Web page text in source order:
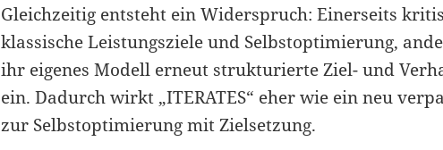
Gleichzeitig entsteht ein Widerspruch: Einerseits
klassische Leistungsziele und Selbstoptimierung,
ihr eigenes Modell erneut strukturierte Ziel- und
ein. Dadurch wirkt „ITERATES“ eher wie ein neu
zur Selbstoptimierung mit Zielsetzung.